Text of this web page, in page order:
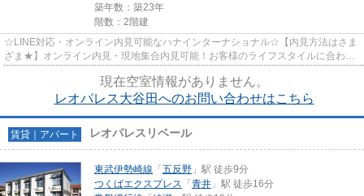
築年数：築23年
階数：2階建
☆LINE対応・オンライン内見可能なハナインターナショナル☆【内見方法はさま
ざま★】オンライン内見・現地集合内見可能！お客様のライフスタイルに合わせ
現在空室情報がありません。
レオパレス大谷田へのお問い合わせはこちら
賃貸｜アパート レオパレスリベール
東武伊勢崎線 「 五反野 」駅 徒歩9分
つくばエクスプレス 「 青井 」駅 徒歩16分